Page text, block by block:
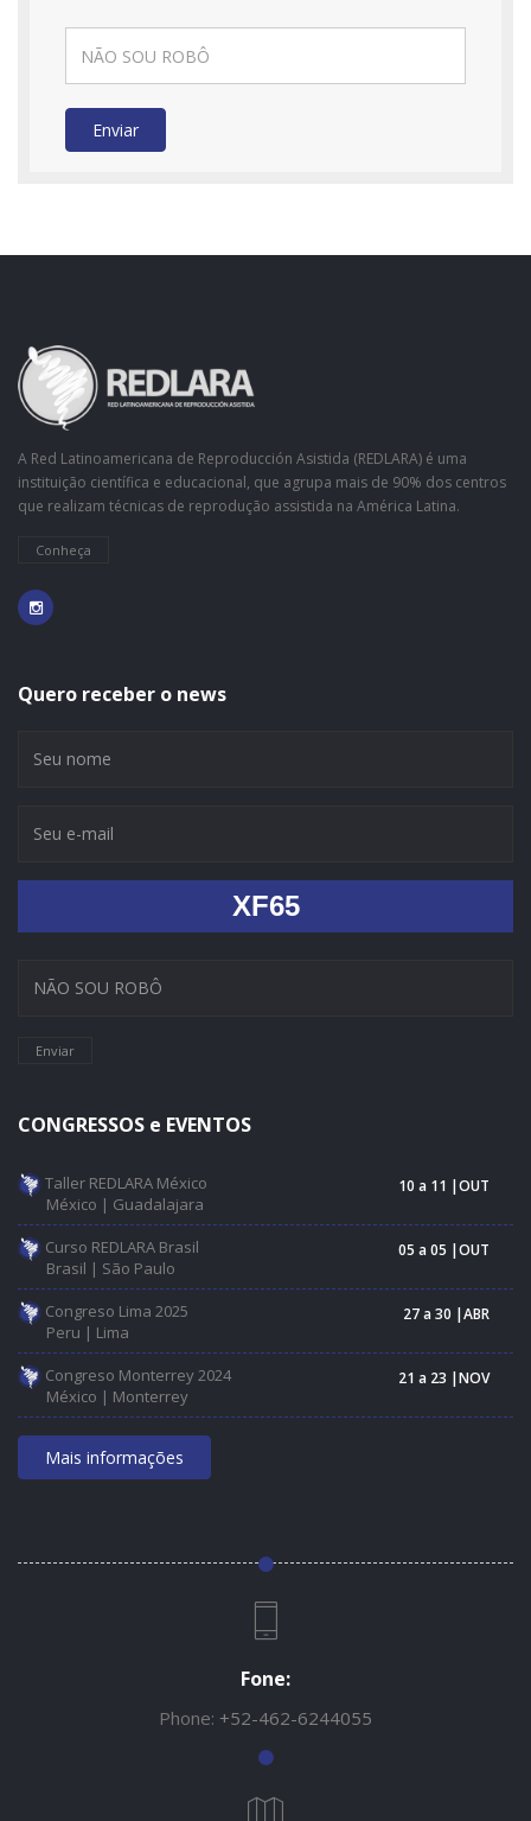
Enviar
A Red Latinoamericana de Reproducción Asistida (REDLARA) é uma
instituição científica e educacional, que agrupa mais de 90% dos centros
que realizam técnicas de reprodução assistida na América Latina.
Conheça
Quero receber o news
XF65
Enviar
CONGRESSOS e EVENTOS
Taller REDLARA México
México | Guadalajara
10 a 11 |OUT
Curso REDLARA Brasil
Brasil | São Paulo
05 a 05 |OUT
Congreso Lima 2025
Peru | Lima
27 a 30 |ABR
Congreso Monterrey 2024
México | Monterrey
21 a 23 |NOV
Mais informações
Fone:
Phone: +52-462-6244055